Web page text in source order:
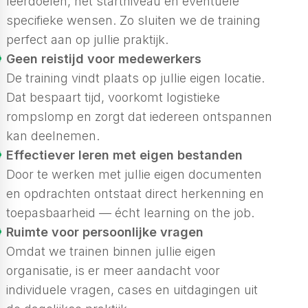
specifieke wensen. Zo sluiten we de training
perfect aan op jullie praktijk.
Geen reistijd voor medewerkers
De training vindt plaats op jullie eigen locatie.
Dat bespaart tijd, voorkomt logistieke
rompslomp en zorgt dat iedereen ontspannen
kan deelnemen.
Effectiever leren met eigen bestanden
Door te werken met jullie eigen documenten
en opdrachten ontstaat direct herkenning en
toepasbaarheid — écht learning on the job.
Ruimte voor persoonlijke vragen
Omdat we trainen binnen jullie eigen
organisatie, is er meer aandacht voor
individuele vragen, cases en uitdagingen uit